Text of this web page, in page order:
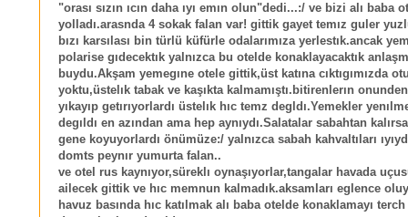
"orası sızın ıcın daha ıyı emın olun"dedi...:/ ve bizi alı baba
yolladı.arasnda 4 sokak falan var! gittik gayet temız guler
bızı karsılası bin türlü küfürle odalarımıza yerlestık.ancak
polarise gıdecektık yalnızca bu otelde konaklayacaktık
buydu.Akşam yemegıne otele gittik,üst katına cıktıgımızda
yoktu,üstelık tabak ve kaşıkta kalmamıştı.bitirenlerın
yıkayıp getırıyorlardı üstelık hıc temz degldı.Yemekler
degıldı en azından ama hep aynıydı.Salatalar sabahtan
gene koyuyorlardı önümüze:/ yalnızca sabah kahvaltıları
domts peynır yumurta falan..
ve otel rus kaynıyor,süreklı oynaşıyorlar,tangalar havada
ailecek gittik ve hıc memnun kalmadık.aksamları eglence
havuz basında hıc katılmak alı baba otelde konaklamayı